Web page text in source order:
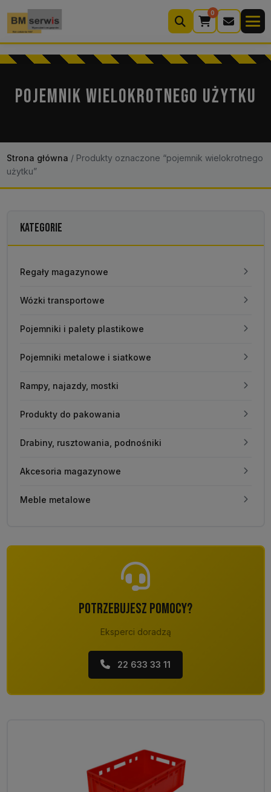
0
Wyszukiwarka
produktów
Kontakt 22 633 33 11
POJEMNIK WIELOKROTNEGO UŻYTKU
Strona główna /Produkty oznaczone “pojemnik wielokrotnego
użytku”
KATEGORIE
Regały magazynowe
Wózki transportowe
Pojemniki i palety plastikowe
Pojemniki metalowe i siatkowe
Rampy, najazdy, mostki
Produkty do pakowania
Drabiny, rusztowania, podnośniki
Akcesoria magazynowe
Meble metalowe
POTRZEBUJESZ POMOCY?
Eksperci doradzą
22 633 33 11